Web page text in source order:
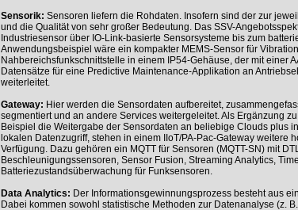
Sensorik: Sensoren liefern die Rohdaten. Insofern sind der zur
und die Qualität von sehr großer Bedeutung. Das SSV-
Industriesensor über IO-Link-basierte Sensorsysteme bis zum
Anwendungsbeispiel wäre ein kompakter MEMS-Sensor für
Nahbereichsfunkschnittstelle in einem IP54-Gehäuse, der mit einer
Datensätze für eine Predictive Maintenance-Applikation an
weiterleitet.
Gateway: Hier werden die Sensordaten aufbereitet,
segmentiert und an andere Services weitergeleitet. Als Ergänzung
Beispiel die Weitergabe der Sensordaten an beliebige Clouds plus
lokalen Datenzugriff, stehen in einem IIoT/PA-Pac-Gateway weitere
Verfügung. Dazu gehören ein MQTT für Sensoren (MQTT-SN) mit
Beschleunigungssensoren, Sensor Fusion, Streaming Analytics,
Batteriezustandsüberwachung für Funksensoren.
Data Analytics: Der Informationsgewinnungsprozess besteht aus
Dabei kommen sowohl statistische Methoden zur Datenanalyse (z.